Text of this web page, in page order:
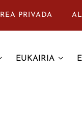
PRIVADA
EUKAIRIA